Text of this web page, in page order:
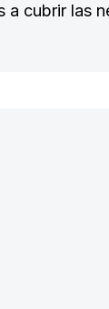
a cubrir las